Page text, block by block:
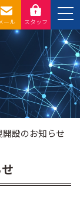
ール スタッフ
開設のお知らせ